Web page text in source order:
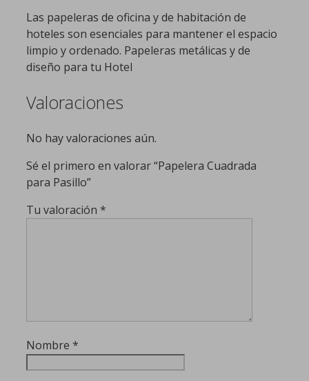
Las papeleras de oficina y de habitación de
hoteles son esenciales para mantener el espacio
limpio y ordenado. Papeleras metálicas y de
diseño para tu Hotel
Valoraciones
No hay valoraciones aún.
Sé el primero en valorar “Papelera Cuadrada
para Pasillo”
Tu valoración *
Nombre *